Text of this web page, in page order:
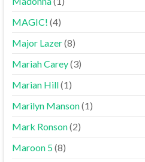
MAGIC! (4)
Major Lazer(8)
Mariah Carey(3)
Marian Hill(1)
Marilyn Manson(1)
Mark Ronson(2)
Maroon 5(8)